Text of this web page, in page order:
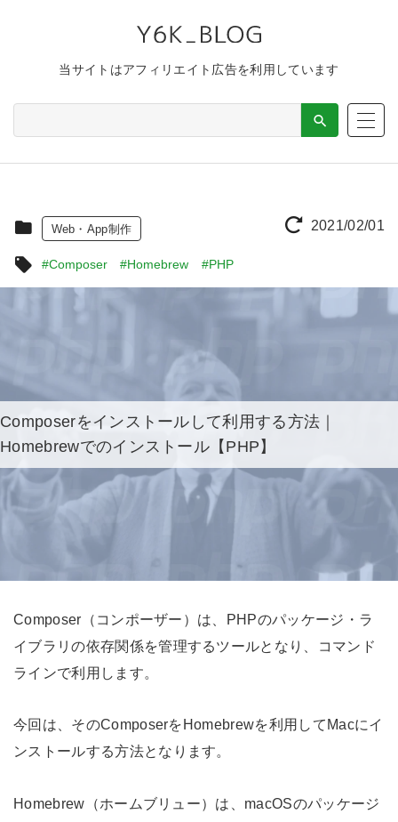
当サイトはアフィリエイト広告を利用しています
2021/02/01
Web・App制作
#Composer #Homebrew #PHP
Composerをインストールして利用する方法｜
Homebrewでのインストール【PHP】
Composer（コンポーザー）は、PHPのパッケージ・ラ
イブラリの依存関係を管理するツールとなり、コマンド
ラインで利用します。
今回は、そのComposerをHomebrewを利用してMacにイ
ンストールする方法となります。
Homebrew（ホームブリュー）は、macOSのパッケージ